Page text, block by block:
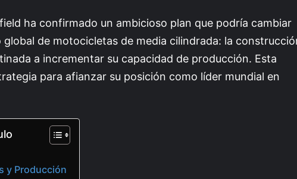
ha confirmado un ambicioso plan que podría cambiar
global de motocicletas de media cilindrada: la
a incrementar su capacidad de producción. Esta
para afianzar su posición como líder mundial en
y Producción